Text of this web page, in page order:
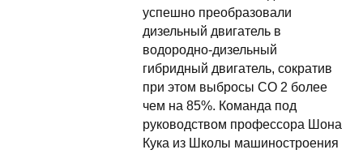
успешно преобразовали
дизельный двигатель в
водородно-дизельный
гибридный двигатель, сократив
при этом выбросы CO 2 более
чем на 85%. Команда под
руководством профессора Шона
Кука из Школы машиностроения